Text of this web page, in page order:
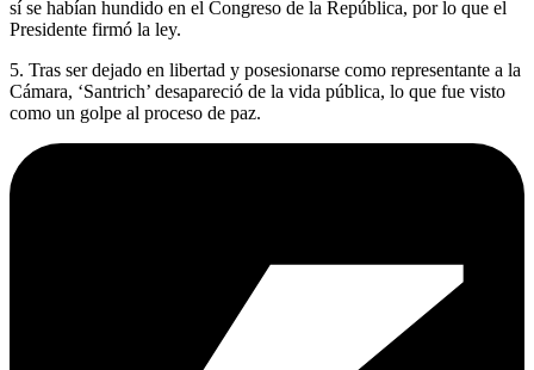
sí se habían hundido en el Congreso de la República, por lo que el
Presidente firmó la ley.
5. Tras ser dejado en libertad y posesionarse como representante a la
Cámara, ‘Santrich’ desapareció de la vida pública, lo que fue visto
como un golpe al proceso de paz.